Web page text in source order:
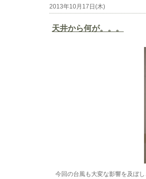
2013年10月17日(木)
天井から何が。。。
今回の台風も大変な影響を及ぼ